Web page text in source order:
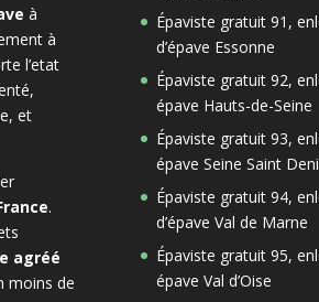
à
à
l’etat
et
.
agréé
moins de
Épaviste gratuit 91,
d’épave Essonne
Épaviste gratuit 92,
épave Hauts-de-Seine
Épaviste gratuit 93,
épave Seine Saint
Épaviste gratuit 94,
d’épave Val de Marne
Épaviste gratuit 95,
épave Val d’Oise